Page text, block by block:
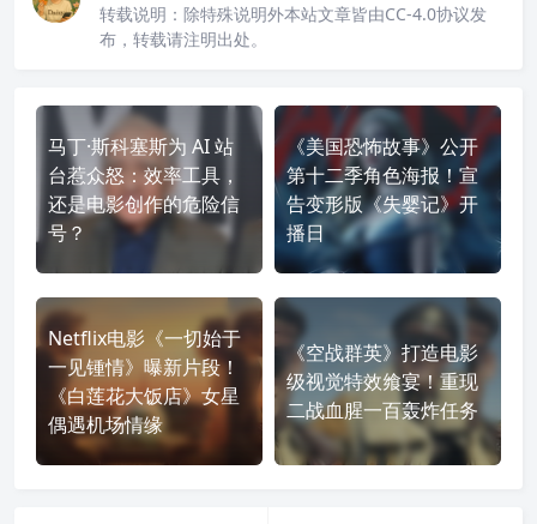
转载说明： 除特殊说明外本站文章皆由CC-4.0协议发
布，转载请注明出处。
马丁·斯科塞斯为 AI 站
台惹众怒：效率工具，
还是电影创作的危险信
号？
《美国恐怖故事》公开
第十二季角色海报！宣
告变形版《失婴记》开
播日
Netflix电影《一切始于
一见锺情》曝新片段！
《白莲花大饭店》女星
偶遇机场情缘
《空战群英》打造电影
级视觉特效飨宴！重现
二战血腥一百轰炸任务